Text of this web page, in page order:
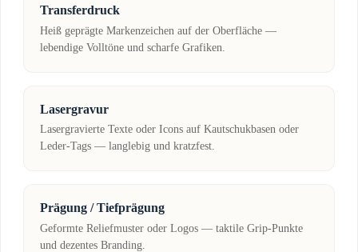
Transferdruck
Heiß geprägte Markenzeichen auf der Oberfläche —
lebendige Volltöne und scharfe Grafiken.
Lasergravur
Lasergravierte Texte oder Icons auf Kautschukbasen oder
Leder-Tags — langlebig und kratzfest.
Prägung / Tiefprägung
Geformte Reliefmuster oder Logos — taktile Grip-Punkte
und dezentes Branding.